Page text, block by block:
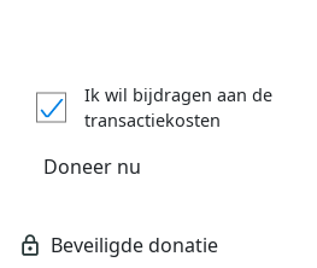
Ik wil bijdragen aan de
transactiekosten
Doneer nu